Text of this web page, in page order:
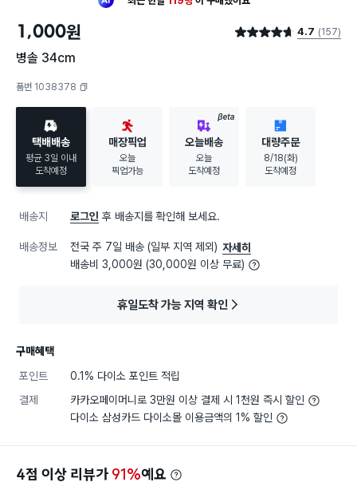
구매했어요
1,000원 별점 4.7점 4.7 (157)
병솔 34cm
품번 1038378
택배배송
평균 3일 이내
도착예정
매장픽업
오늘
픽업가능
BETA
오늘배송
오늘
도착예정
대량주문
8/18(화)
도착예정
배송지 로그인 후 배송지를 확인해 보세요.
배송정보 전국 주 7일 배송 (일부 지역 제외) 자세히
배송비 3,000원 (30,000원 이상 무료)
휴일도착 가능 지역 확인
구매혜택
포인트
0.1% 다이소 포인트 적립
결제
카카오페이머니로 3만원 이상 결제 시 1천원 즉시 할인
다이소 삼성카드 다이소몰 이용금액의 1% 할인
4점 이상 리뷰가 91%예요